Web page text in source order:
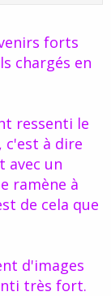
pas...
fortes
?
travail, faut
oubliés
a+
forts
chargés en
ressenti le
c'est à dire
avec un
ramène à
de cela que
d'images
très fort.